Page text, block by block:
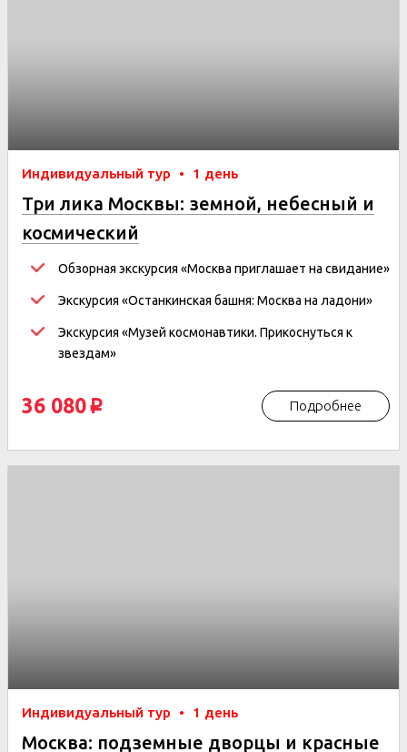
Индивидуальный тур • 1 день
Три лика Москвы: земной, небесный и
космический
Обзорная экскурсия «Москва приглашает на свидание»
Экскурсия «Останкинская башня: Москва на ладони»
Экскурсия «Музей космонавтики. Прикоснуться к
звездам»
36 080 p Подробнее
Индивидуальный тур • 1 день
Москва: подземные дворцы и красные